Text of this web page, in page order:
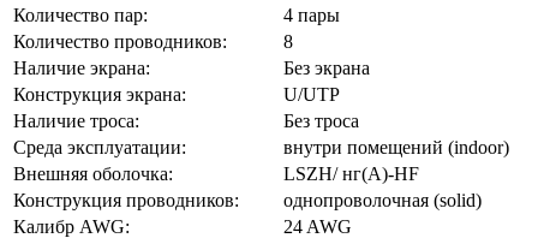
Количество пар:
4 пары
Количество проводников:
8
Наличие экрана:
Без экрана
Конструкция экрана:
U/UTP
Наличие троса:
Без троса
Среда эксплуатации:
внутри помещений (indoor)
Внешняя оболочка:
LSZH/ нг(A)-HF
Конструкция проводников:
однопроволочная (solid)
Калибр AWG:
24 AWG